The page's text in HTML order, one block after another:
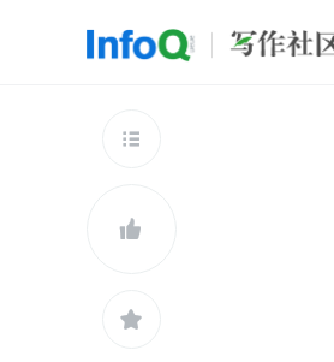
查看更多


